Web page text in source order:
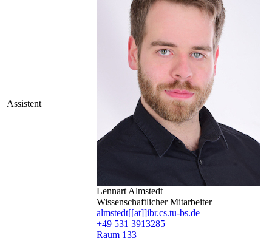
Assistent
Lennart Almstedt
Wissenschaftlicher Mitarbeiter
almstedt[[at]]ibr.cs.tu-bs.de
+49 531 3913285
Raum 133